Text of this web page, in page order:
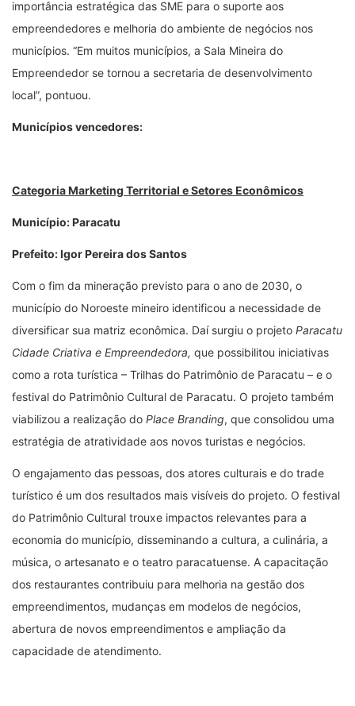
importância estratégica das SME para o suporte aos
empreendedores e melhoria do ambiente de negócios nos
municípios. “Em muitos municípios, a Sala Mineira do
Empreendedor se tornou a secretaria de desenvolvimento
local”, pontuou.
Municípios vencedores:
Categoria Marketing Territorial e Setores Econômicos
Município: Paracatu
Prefeito: Igor Pereira dos Santos
Com o fim da mineração previsto para o ano de 2030, o
município do Noroeste mineiro identificou a necessidade de
diversificar sua matriz econômica. Daí surgiu o projeto Paracatu
Cidade Criativa e Empreendedora, que possibilitou iniciativas
como a rota turística – Trilhas do Patrimônio de Paracatu – e o
festival do Patrimônio Cultural de Paracatu. O projeto também
viabilizou a realização do Place Branding, que consolidou uma
estratégia de atratividade aos novos turistas e negócios.
O engajamento das pessoas, dos atores culturais e do trade
turístico é um dos resultados mais visíveis do projeto. O festival
do Patrimônio Cultural trouxe impactos relevantes para a
economia do município, disseminando a cultura, a culinária, a
música, o artesanato e o teatro paracatuense. A capacitação
dos restaurantes contribuiu para melhoria na gestão dos
empreendimentos, mudanças em modelos de negócios,
abertura de novos empreendimentos e ampliação da
capacidade de atendimento.